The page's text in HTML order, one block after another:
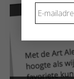
mailadres